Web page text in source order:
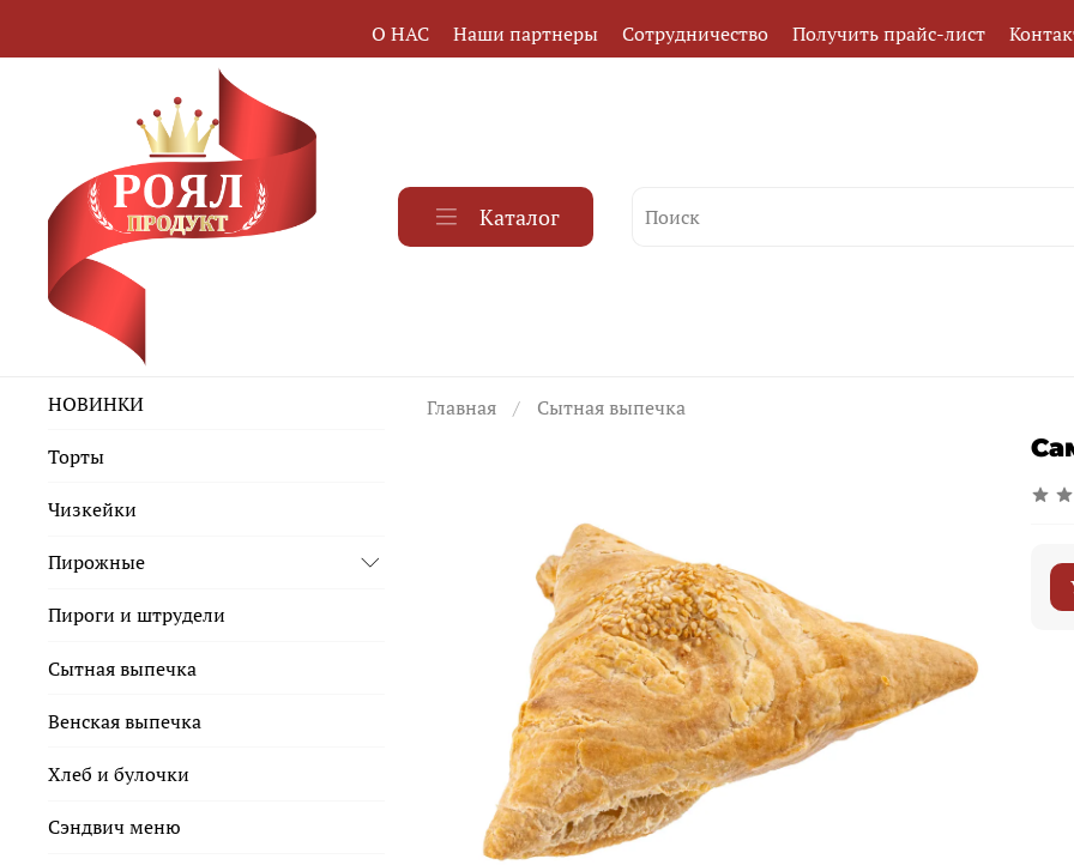
О НАС Наши партнеры Сотрудничество Получить прайс-лист
Каталог
Главная Сытная выпечка
НОВИНКИ
Торты
Чизкейки
Пирожные
Пироги и штрудели
Сытная выпечка
Венская выпечка
Хлеб и булочки
Сэндвич меню